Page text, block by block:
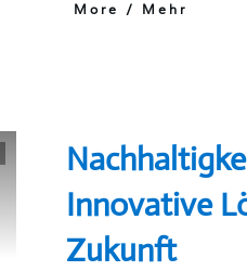
More / Mehr
Innovative
Zukunft